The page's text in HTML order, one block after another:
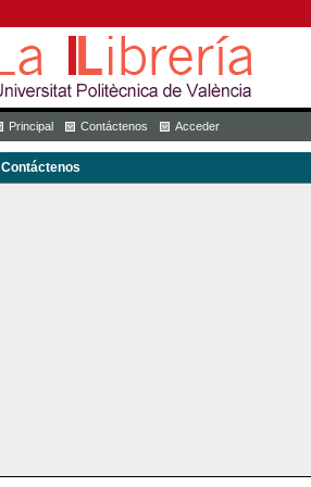
Principal Contáctenos Acceder
Contáctenos